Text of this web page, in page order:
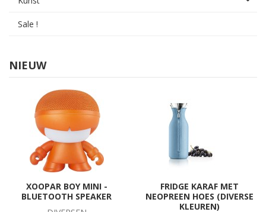
Sale !
NIEUW
XOOPAR BOY MINI -
BLUETOOTH SPEAKER
FRIDGE KARAF MET
NEOPREEN HOES (DIVERSE
KLEUREN)